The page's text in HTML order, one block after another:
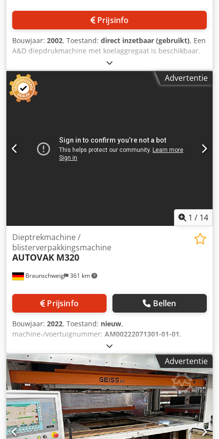
hoge productievolumes - Eenvoudig te integreren in
bestaande productielijnen Codpfx Ansyan D Nekerf 📍
mogelijk op aanvraag Voor meer informatie, specificaties,
prijzen of het maken van een afspraak voor bezichtiging,
neem gerust contact met ons op. * Bouwjaar: 2015
Prijsinfo
Bouwjaar: 2002, Toestand: direct inzetbaar (gebruikt), Een
A&D diepdrukmachine met koelaggregaat is beschikbaar.
Onderbaan foliebreedte: 185 mm, bovenbaan foliebreedte:
175 mm. Documentatie aanwezig. Bezichtiging op locatie is
mogelijk. Naar verwachting beschikbaar vanaf begin 2027.
Credpsy Igc Uefx Ankef
Advertentie
1 / 14
Braunschweig 361 km
Dieptrekmachine /
blisterverpakkingsmachine
AUTOVAK M320
Prijsinfo Bellen
Bouwjaar: 2022, Toestand: nieuw,
machine-/voertuignummer: AM00222071301-01-01,
Fabrikant: AUTOVAK Model: M320 Hoofdmateriaal:
Roestvrij staal Afmetingen: 3.550 mm x 1.050 mm x 2.300
mm Gewicht: ca. 1.200 kg Stroomvoorziening: 3 x 400 V + N
+ E / 50/60 Hz Persluchtvoorziening: Druk min. 6 bar, 500
L/min (zonder printer) Cedepfcd Aopfx Ankorf Breedte
bovenbaan: 305 - 310 mm Diameter rolkern: 3 Diameter
rol: 400 mm Breedte van onderste baan: 322 +/- 1 mm
Diameter rolkern: 3 Diameter rol: 300 mm Snijformaat: 130
x 100 mm Trekdiepte: 15 mm Lengte laadzone: 450 mm
Geïnstalleerd vermogen: 15 kW Geluidsniveau: onder 72
Advertentie